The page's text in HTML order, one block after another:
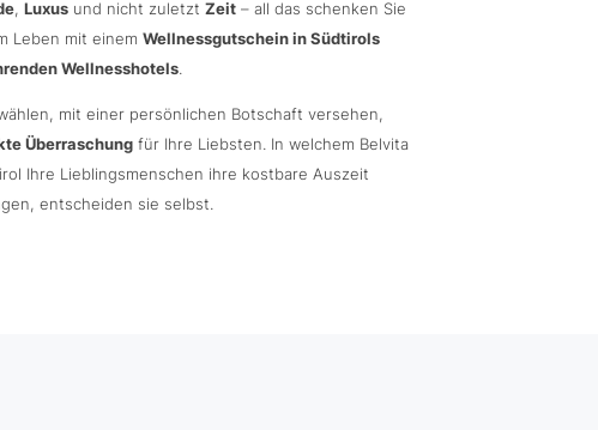
, Luxus und nicht zuletzt Zeit – all das schenken Sie
Leben mit einem Wellnessgutschein in Südtirols
Wellnesshotels.
mit einer persönlichen Botschaft versehen,
Überraschungfür Ihre Liebsten. In welchem Belvita
Ihre Lieblingsmenschen ihre kostbare Auszeit
entscheiden sie selbst.